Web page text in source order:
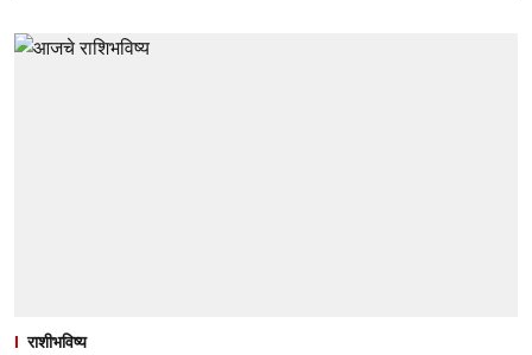
राशीभविष्य